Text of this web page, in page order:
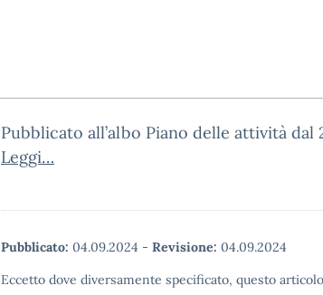
Pubblicato all’albo Piano delle attività dal
Leggi…
Pubblicato: 04.09.2024 - Revisione: 04.09.2024
Eccetto dove diversamente specificato, questo